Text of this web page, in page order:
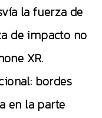
la fuerza de
de impacto no
XR.
bordes
en la parte